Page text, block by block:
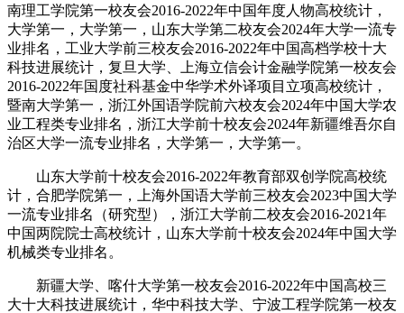
南理工学院第一校友会2016-2022年中国年度人物高校统计，
大学第一，大学第一，山东大学第二校友会2024年大学一流专
业排名，工业大学前三校友会2016-2022年中国高档学校十大
科技进展统计，复旦大学、上海立信会计金融学院第一校友会
2016-2022年国度社科基金中华学术外译项目立项高校统计，
暨南大学第一，浙江外国语学院前六校友会2024年中国大学农
业工程类专业排名，浙江大学前十校友会2024年新疆维吾尔自
治区大学一流专业排名，大学第一，大学第一。
山东大学前十校友会2016-2022年教育部双创学院高校统
计，合肥学院第一，上海外国语大学前三校友会2023中国大学
一流专业排名（研究型），浙江大学前二校友会2016-2021年
中国两院院士高校统计，山东大学前十校友会2024年中国大学
机械类专业排名。
新疆大学、喀什大学第一校友会2016-2022年中国高校三
大十大科技进展统计，华中科技大学、宁波工程学院第一校友